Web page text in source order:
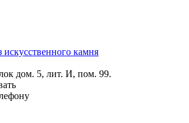
камня
дом. 5, лит. И, пом. 99.